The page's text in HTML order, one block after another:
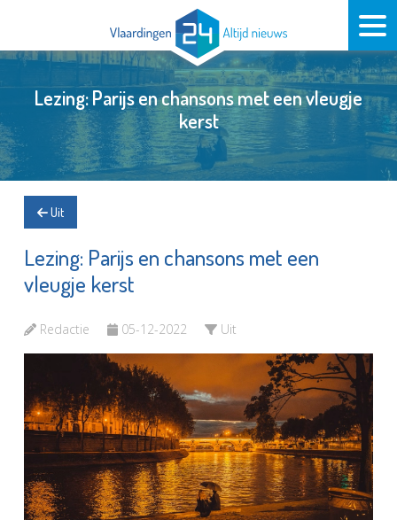
Lezing: Parijs en chansons met een vleugje
kerst
Uit
Lezing: Parijs en chansons met een
vleugje kerst
Redactie 05-12-2022 Uit